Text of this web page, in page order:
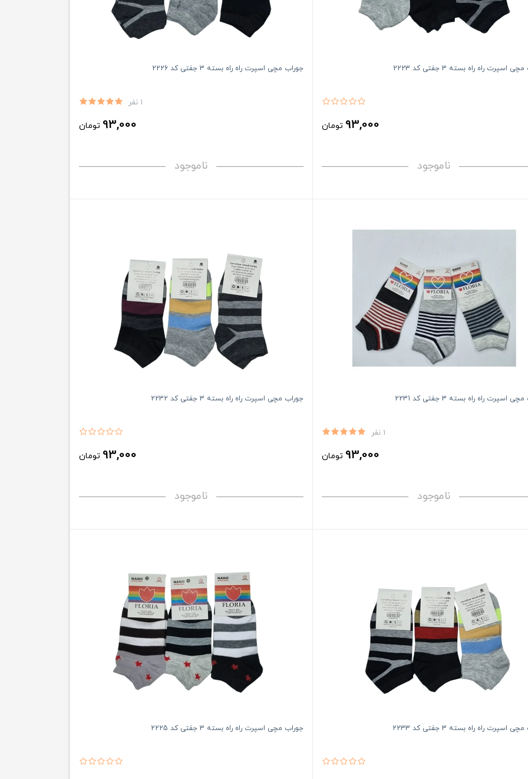
اسپرت راه راه بسته 3 جفتی کد 2223
93,000 تومان
ناموجود
جوراب مچی اسپرت راه راه بسته 3 جفتی کد 2226
1 نفر
93,000 تومان
ناموجود
اسپرت راه راه بسته 3 جفتی کد 2231
1 نفر
93,000 تومان
ناموجود
جوراب مچی اسپرت راه راه بسته 3 جفتی کد 2232
93,000 تومان
ناموجود
اسپرت راه راه بسته 3 جفتی کد 2233 جوراب مچی اسپرت راه راه بسته 3 جفتی کد 2225